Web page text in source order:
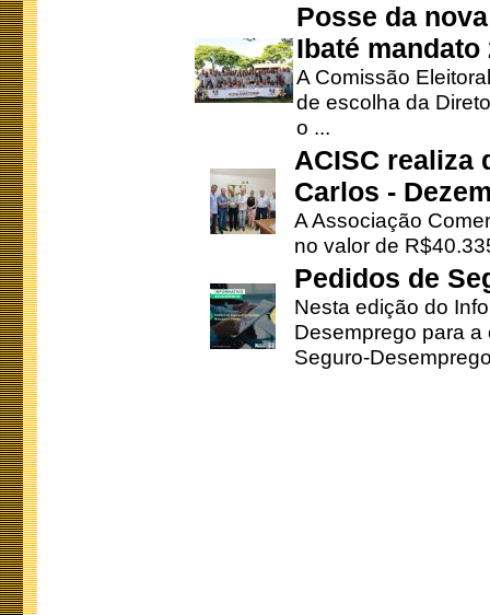
Posse da
Ibaté mandato
A Comissão
de escolha da
o ...
ACISC realiza
Carlos -
A Associação
no valor de
Pedidos de
Nesta edição do
Desemprego para
Seguro-